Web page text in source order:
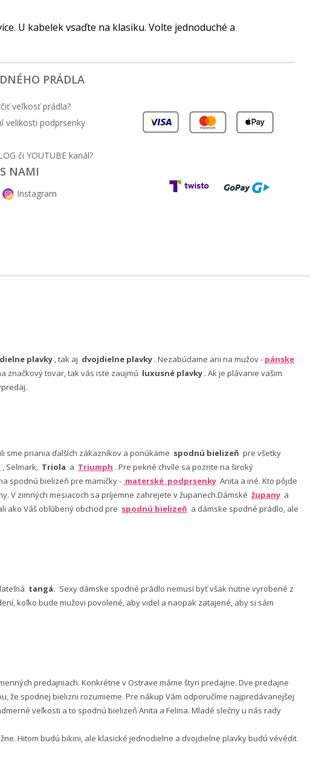
U kabelek vsaďte na klasiku. Volte jednoduché a
PRÁDLA
veľkosť prádla?
velikosti podprsenky
či YOUTUBE kanál?
NAMI
Instagram
plavky , tak aj dvojdielne plavky . Nezabúdame ani na mužov - pánske
značkový tovar, tak vás iste zaujmú luxusné plavky . Ak je plávanie vašim
sme priania ďalších zákazníkov a ponúkame spodnú bielizeň pre všetky
, Selmark, Triola a Triumph . Pre pekné chvíle sa pozrite na široký
spodnú bielizeň pre mamičky - materské podprsenky Anita a iné. Kto pôjde
V zimných mesiacoch sa príjemne zahrejete v županech.Dámské župany a
ako Váš obľúbený obchod pre spodnú bielizeň a dámske spodné prádlo, ale
tangá. Sexy dámske spodné prádlo nemusí byť však nutne vyrobené z
koľko bude mužovi povolené, aby videl a naopak zatajené, aby si sám
predajniach. Konkrétne v Ostrave máme štyri predajne. Dve predajne
že spodnej bielizni rozumieme. Pre nákup Vám odporučíme najpredávanejšej
veľkosti a to spodnú bielizeň Anita a Felina. Mladé slečny u nás rady
Hitom budú bikini, ale klasické jednodielne a dvojdielne plavky budú vévédit